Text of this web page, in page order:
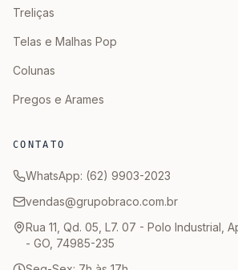
Treliças
Telas e Malhas Pop
Colunas
Pregos e Arames
CONTATO
WhatsApp: (62) 9903-2023
vendas@grupobraco.com.br
Rua 11, Qd. 05, L7. 07 - Polo Industrial,
- GO, 74985-235